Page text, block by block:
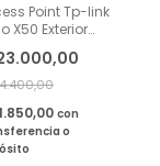
Point Tp-link
X50 Exterior
con
o